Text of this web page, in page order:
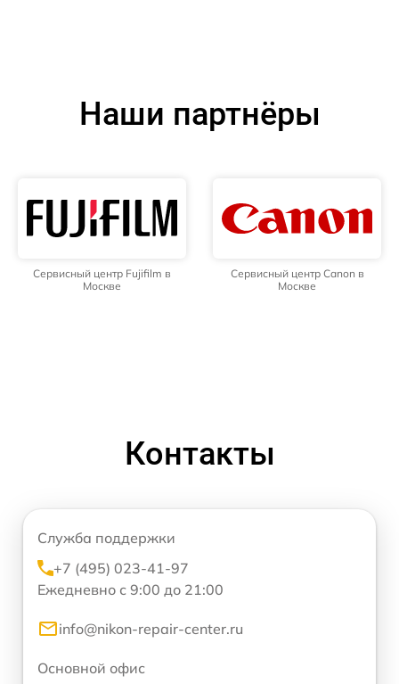
Наши партнёры
Сервисный центр Fujifilm в
Москве
Сервисный центр Canon в
Москве
Контакты
Служба поддержки
+7 (495) 023-41-97
Ежедневно с 9:00 до 21:00
info@nikon-repair-center.ru
Основной офис